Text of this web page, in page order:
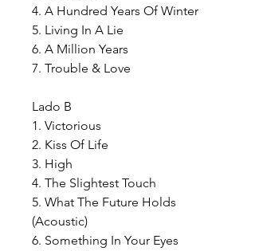
4. A Hundred Years Of Winter
5. Living In A Lie
6. A Million Years
7. Trouble & Love
Lado B
1. Victorious
2. Kiss Of Life
3. High
4. The Slightest Touch
5. What The Future Holds
(Acoustic)
6. Something In Your Eyes